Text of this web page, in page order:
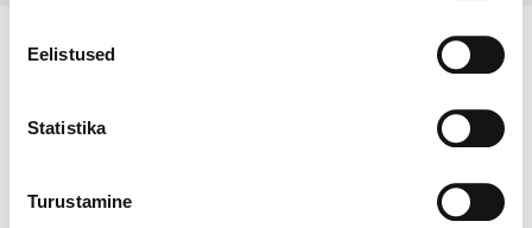
Eelistused
Statistika
Turustamine